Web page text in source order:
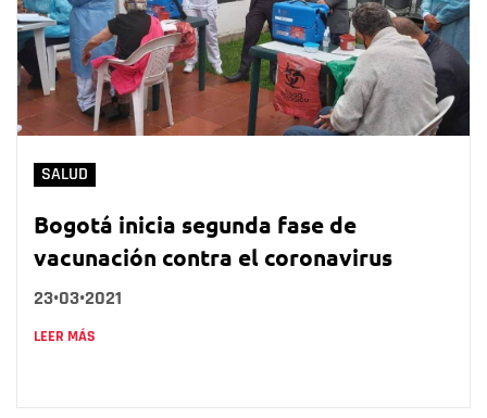
SALUD
Bogotá inicia segunda fase de
vacunación contra el coronavirus
23•03•2021
LEER MÁS